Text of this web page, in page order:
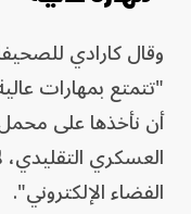
وقال كارادي
"تتمتع بمهارات
أن نأخذها على
العسكري
الفضاء الإلكتروني".